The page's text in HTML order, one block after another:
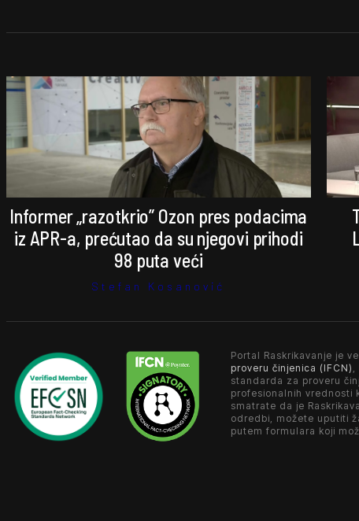
Informer „razotkrio” Ozon pres podacima
iz APR-a, prećutao da su njegovi prihodi
98 puta veći
Stefan Kosanović
Portal Raskrikavanje je
proveru činjenica (IFCN) ,
standarda za proveru
profesionalnih vrednosti
smatrate da je
odredbi, možete uputiti
putem formulara koji